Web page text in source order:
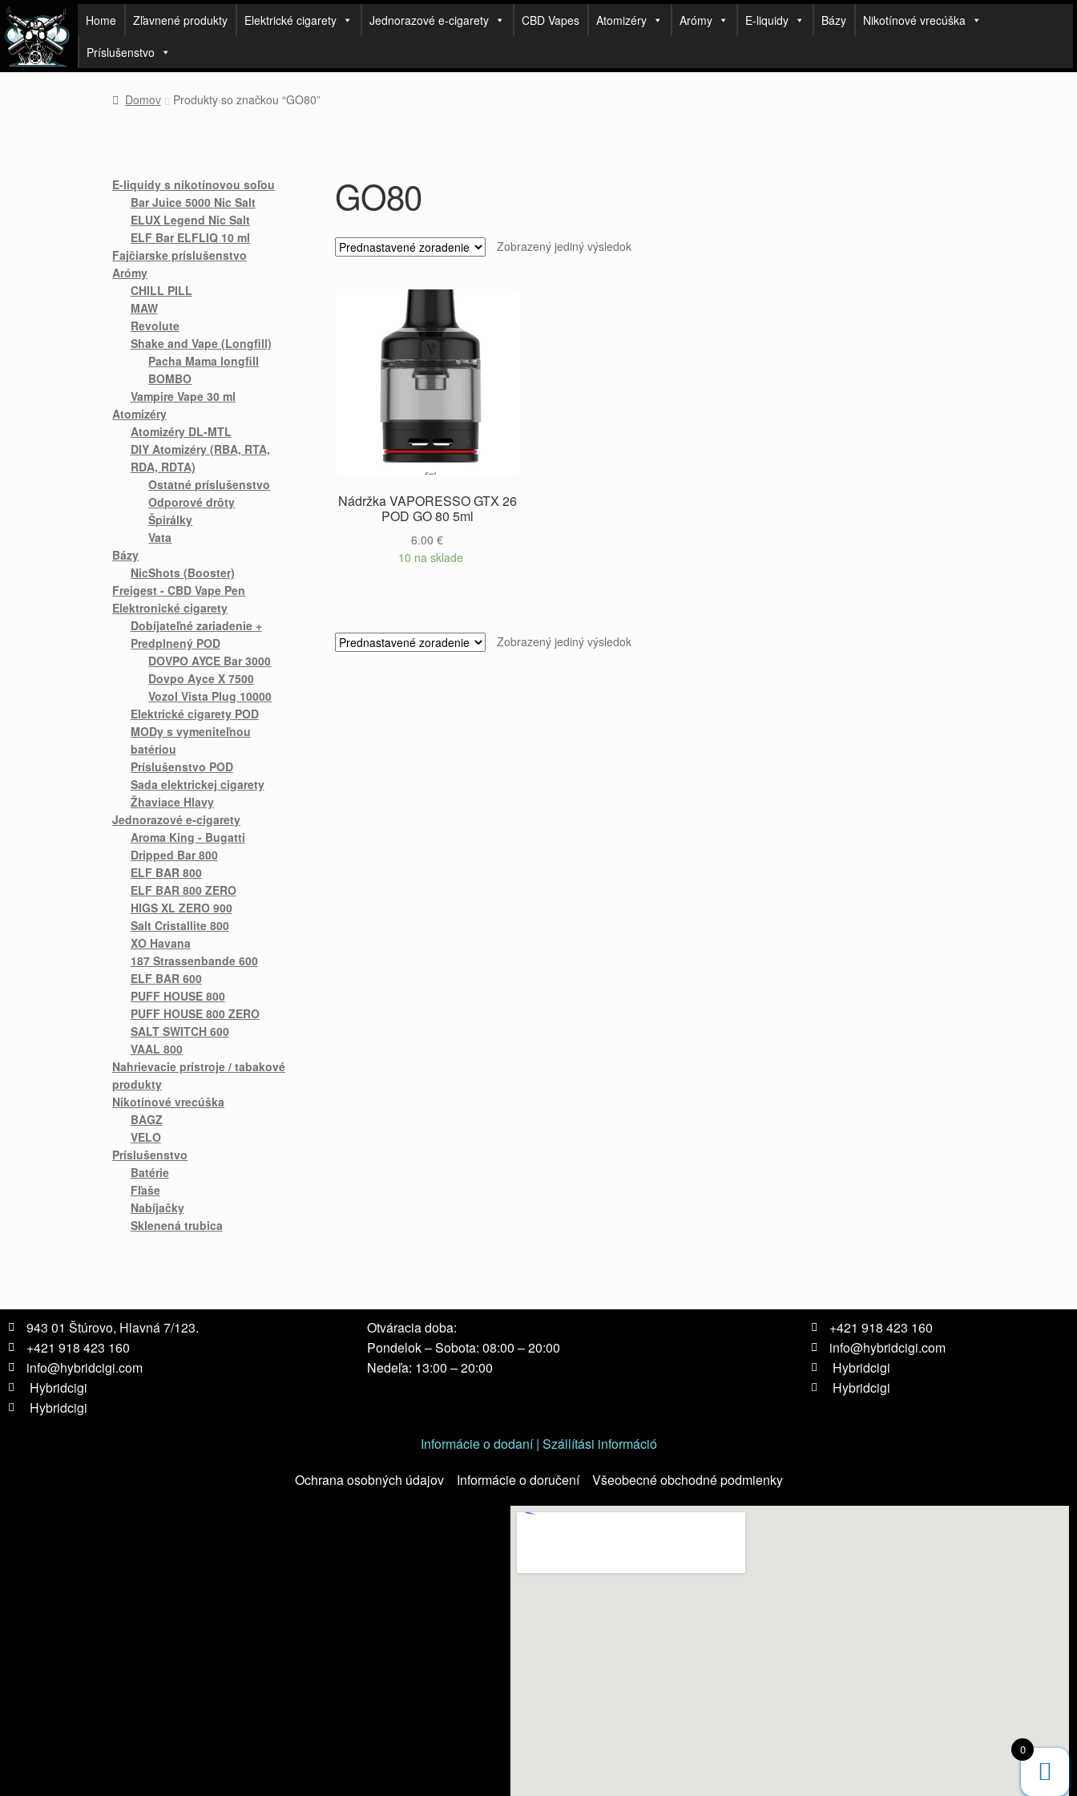
Home Zľavnené produkty Elektrické cigarety Jednorazové e-cigarety CBD Vapes Atomizéry Arómy E-liquidy Bázy
Nikotínové vrecúška
Príslušenstvo
Domov Produkty so značkou “GO80”
GO80
Zobrazený jediný výsledok
Nádržka VAPORESSO GTX 26
POD GO 80 5ml
6.00€
10 na sklade
Zobrazený jediný výsledok
E-liquidy s nikotínovou soľou
Bar Juice 5000 Nic Salt
ELUX Legend Nic Salt
ELF Bar ELFLIQ 10 ml
Fajčiarske príslušenstvo
Arómy
CHILL PILL
MAW
Revolute
Shake and Vape (Longfill)
Pacha Mama longfill
BOMBO
Vampire Vape 30 ml
Atomizéry
Atomizéry DL-MTL
DIY Atomizéry (RBA, RTA,
RDA, RDTA)
Ostatné príslušenstvo
Odporové drôty
Špirálky
Vata
Bázy
NicShots (Booster)
Freigest - CBD Vape Pen
Elektronické cigarety
Dobíjateľné zariadenie +
Predplnený POD
DOVPO AYCE Bar 3000
Dovpo Ayce X 7500
Vozol Vista Plug 10000
Elektrické cigarety POD
MODy s vymeniteľnou
batériou
Príslušenstvo POD
Sada elektrickej cigarety
Žhaviace Hlavy
Jednorazové e-cigarety
Aroma King - Bugatti
Dripped Bar 800
ELF BAR 800
ELF BAR 800 ZERO
HIGS XL ZERO 900
Salt Cristallite 800
XO Havana
187 Strassenbande 600
ELF BAR 600
PUFF HOUSE 800
PUFF HOUSE 800 ZERO
SALT SWITCH 600
VAAL 800
Nahrievacie prístroje / tabakové
produkty
Nikotínové vrecúška
BAGZ
VELO
Príslušenstvo
Batérie
Fľaše
Nabíjačky
Sklenená trubica
943 01 Štúrovo, Hlavná 7/123.
+421 918 423 160
info@hybridcigi.com
Hybridcigi
Hybridcigi
Otváracia doba:
Pondelok – Sobota: 08:00 – 20:00
Nedeľa: 13:00 – 20:00
+421 918 423 160
info@hybridcigi.com
Hybridcigi
Hybridcigi
Informácie o dodaní | Szállítási információ
Ochrana osobných údajov
Informácie o doručení Všeobecné obchodné podmienky
0